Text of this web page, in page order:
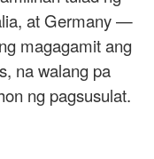
at Germany —
magagamit ang
na walang pa
ng pagsusulat.